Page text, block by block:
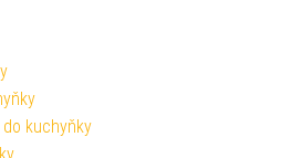
kuchyňky